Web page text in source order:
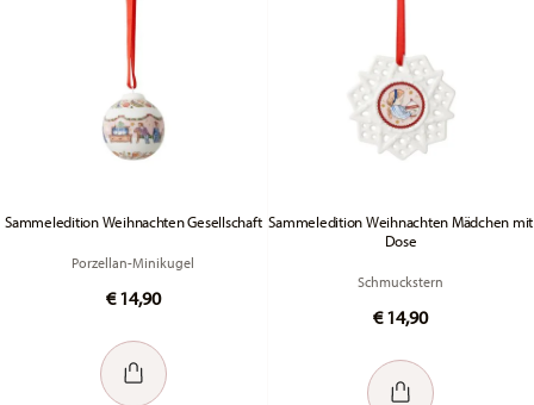
Sammeledition Weihnachten Gesellschaft
Porzellan-Minikugel
€ 14,90
Sammeledition Weihnachten Mädchen mit
Dose
Schmuckstern
€ 14,90